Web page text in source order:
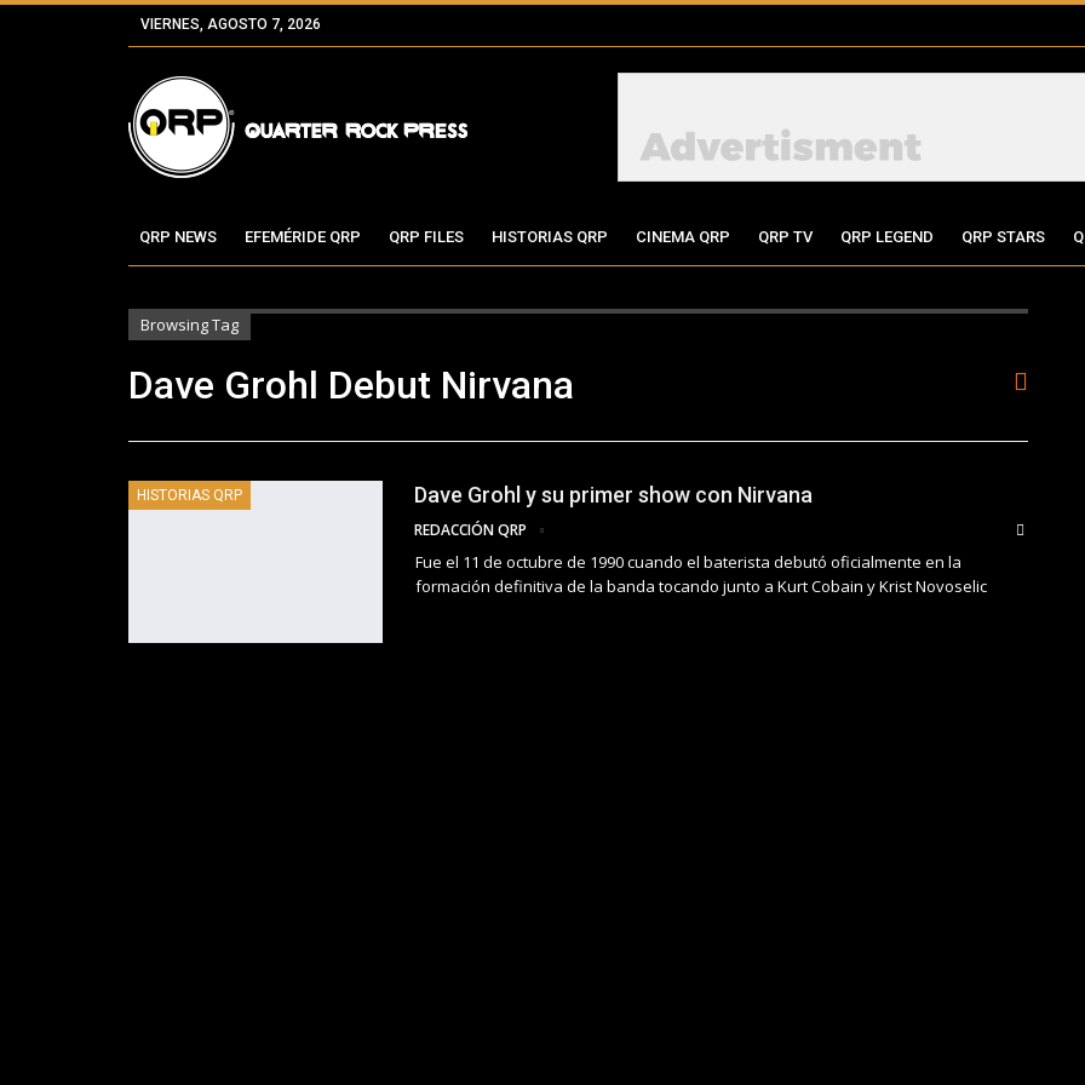
VIERNES, AGOSTO 7, 2026
QRP NEWS EFEMÉRIDE QRP QRP FILES HISTORIAS QRP CINEMA QRP QRP TV QRP LEGEND QRP STARS
Browsing Tag
Dave Grohl Debut Nirvana
HISTORIAS QRP Dave Grohl y su primer show con Nirvana
REDACCIÓN QRP
Fue el 11 de octubre de 1990 cuando el baterista debutó oficialmente en la
formación definitiva de la banda tocando junto a Kurt Cobain y Krist Novoselic